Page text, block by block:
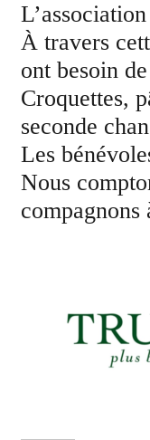
L’association
À travers
ont besoin
Croquettes,
seconde
Les
Nous
compagnons